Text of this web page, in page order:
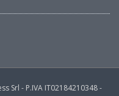
Srl - P.IVA IT02184210348 -